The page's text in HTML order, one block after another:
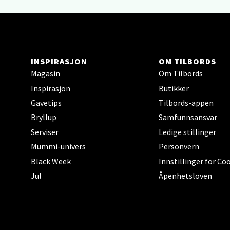
INSPIRASJON
Magasin
Inspirasjon
Gavetips
Bryllup
Serviser
Mummi-univers
Black Week
Jul
OM TILBORDS
Om Tilbords
Butikker
Tilbords-appen
Samfunnsansvar
Ledige stillinger
Personvern
Innstillinger for
Åpenhetsloven